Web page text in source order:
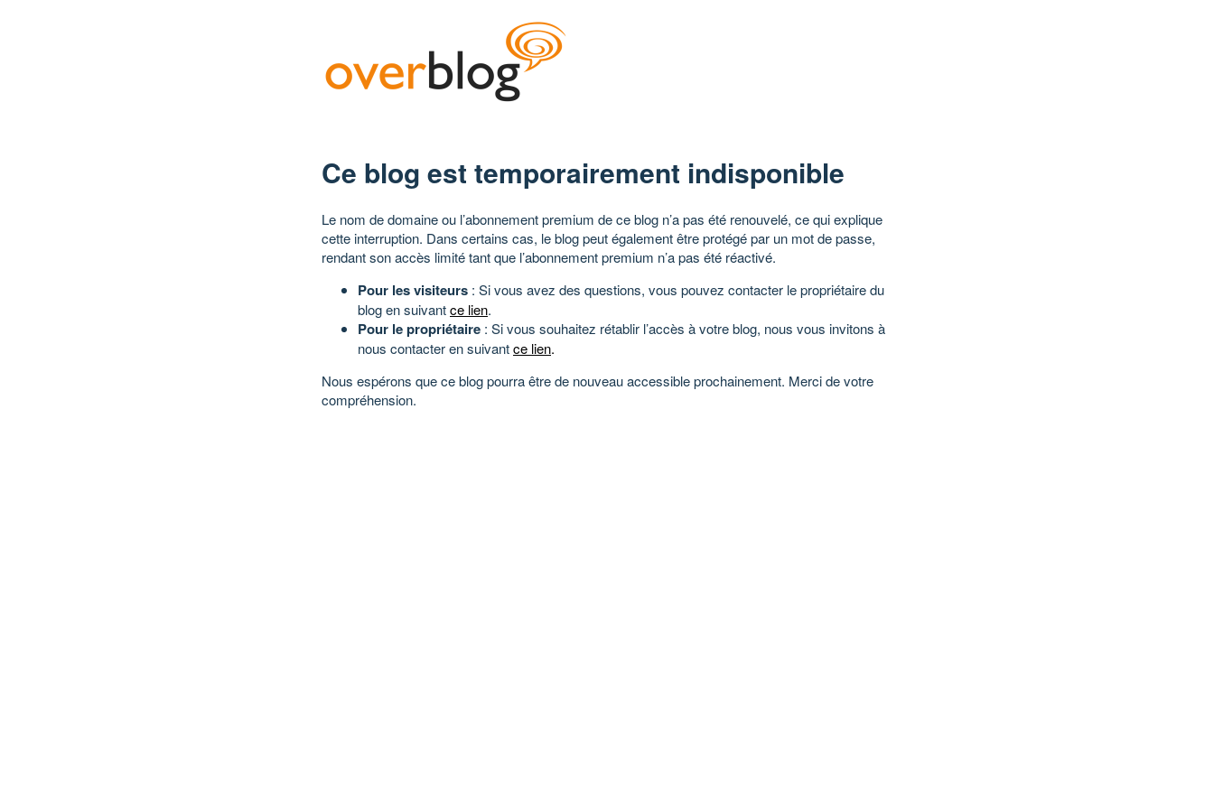
Ce blog est temporairement indisponible
Le nom de domaine ou l’abonnement premium de ce blog n’a pas été renouvelé, ce qui explique
cette interruption. Dans certains cas, le blog peut également être protégé par un mot de passe,
rendant son accès limité tant que l’abonnement premium n’a pas été réactivé.
Pour les visiteurs : Si vous avez des questions, vous pouvez contacter le propriétaire du
blog en suivantce lien.
Pour le propriétaire : Si vous souhaitez rétablir l’accès à votre blog, nous vous invitons à
nous contacter en suivantce lien.
Nous espérons que ce blog pourra être de nouveau accessible prochainement. Merci de votre
compréhension.